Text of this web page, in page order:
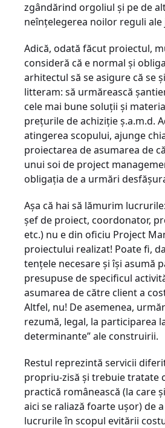
zgândărind orgoliul și pe de
neînțelegerea noilor reguli ale
Adică, odată făcut proiectul,
consideră că e normal și
arhitectul să se asigure că se
litteram: să urmărească
cele mai bune soluții și
prețurile de achiziție ș.a.m.d.
atingerea scopului, ajunge
proiectarea de asumarea de
unui soi de pro­ject
obligația de a urmări
Așa că hai să lămurim
șef de proiect, coordonator,
etc.) nu e din oficiu Project
proiectului realizat! Poate fi,
tențele necesare și își asumă
presupuse de specificul
asumarea de către client a
Altfel, nu! De asemenea,
rezumă, legal, la participarea
determinante” ale construirii.
Restul reprezintă servicii
propriu-zisă și trebuie tratate
practică românească (la care
aici se raliază foarte ușor) de
lucrurile în scopul evitării